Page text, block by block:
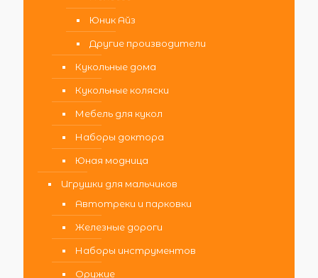
Юник Айз
Другие производители
Кукольные дома
Кукольные коляски
Мебель для кукол
Наборы доктора
Юная модница
Игрушки для мальчиков
Автотреки и парковки
Железные дороги
Наборы инструментов
Оружие